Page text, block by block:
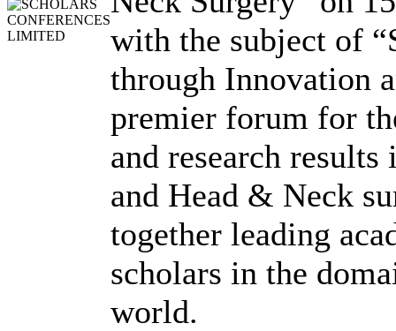
with the subject of
through Innovation
premier forum for
and research
and Head & Neck
together leading
scholars in the
world.